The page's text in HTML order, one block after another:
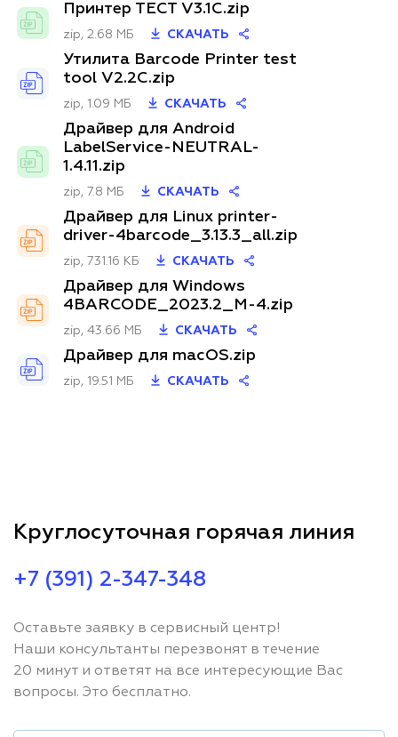
Принтер ТЕСТ V3.1C.zip
zip, 2.68 МБ СКАЧАТЬ
Утилита Barcode Printer test
tool V2.2C.zip
zip, 1.09 МБ СКАЧАТЬ
Драйвер для Android
LabelService-NEUTRAL-
1.4.11.zip
zip, 7.8 МБ СКАЧАТЬ
Драйвер для Linux printer-
driver-4barcode_3.13.3_all.zip
zip, 731.16 КБ СКАЧАТЬ
Драйвер для Windows
4BARCODE_2023.2_M-4.zip
zip, 43.66 МБ СКАЧАТЬ
Драйвер для macOS.zip
zip, 19.51 МБ СКАЧАТЬ
Круглосуточная горячая линия
+7 (391) 2-347-348
Оставьте заявку в сервисный центр!
Наши консультанты перезвонят в течение
20 минут и ответят на все интересующие Вас
вопросы. Это бесплатно.